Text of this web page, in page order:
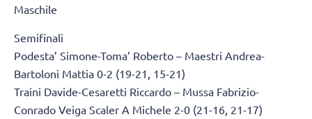
Maschile
Semifinali
Podesta’ Simone-Toma’ Roberto – Maestri Andrea-
Bartoloni Mattia 0-2 (19-21, 15-21)
Traini Davide-Cesaretti Riccardo – Mussa Fabrizio-
Conrado Veiga Scaler A Michele 2-0 (21-16, 21-17)